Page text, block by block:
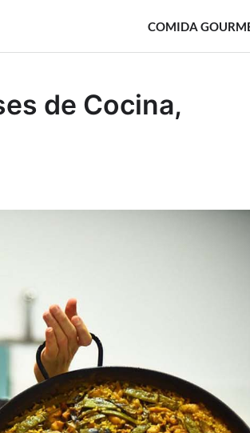
COMIDA
de Cocina,